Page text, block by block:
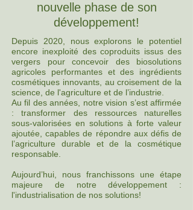
nouvelle phase de son
développement!
Depuis 2020, nous explorons le potentiel
encore inexploité des coproduits issus des
vergers pour concevoir des biosolutions
agricoles performantes et des ingrédients
cosmétiques innovants, au croisement de la
science, de l'agriculture et de l’industrie.
Au fil des années, notre vision s’est affirmée
: transformer des ressources naturelles
sous-valorisées en solutions à forte valeur
ajoutée, capables de répondre aux défis de
l’agriculture durable et de la cosmétique
responsable.
Aujourd’hui, nous franchissons une étape
majeure de notre développement :
l'industrialisation de nos solutions!